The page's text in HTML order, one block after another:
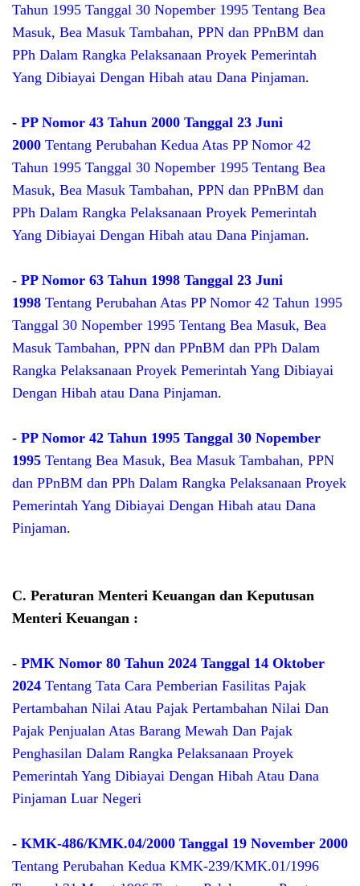
Tahun 1995 Tanggal 30 Nopember 1995 Tentang Bea
Masuk, Bea Masuk Tambahan, PPN dan PPnBM dan
PPh Dalam Rangka Pelaksanaan Proyek Pemerintah
Yang Dibiayai Dengan Hibah atau Dana Pinjaman.
- PP Nomor 43 Tahun 2000 Tanggal 23 Juni
2000 Tentang Perubahan Kedua Atas PP Nomor 42
Tahun 1995 Tanggal 30 Nopember 1995 Tentang Bea
Masuk, Bea Masuk Tambahan, PPN dan PPnBM dan
PPh Dalam Rangka Pelaksanaan Proyek Pemerintah
Yang Dibiayai Dengan Hibah atau Dana Pinjaman.
- PP Nomor 63 Tahun 1998 Tanggal 23 Juni
1998 Tentang Perubahan Atas PP Nomor 42 Tahun 1995
Tanggal 30 Nopember 1995 Tentang Bea Masuk, Bea
Masuk Tambahan, PPN dan PPnBM dan PPh Dalam
Rangka Pelaksanaan Proyek Pemerintah Yang Dibiayai
Dengan Hibah atau Dana Pinjaman.
- PP Nomor 42 Tahun 1995 Tanggal 30 Nopember
1995 Tentang Bea Masuk, Bea Masuk Tambahan, PPN
dan PPnBM dan PPh Dalam Rangka Pelaksanaan Proyek
Pemerintah Yang Dibiayai Dengan Hibah atau Dana
Pinjaman.
C. Peraturan Menteri Keuangan dan Keputusan
Menteri Keuangan :
- PMK Nomor 80 Tahun 2024 Tanggal 14 Oktober
2024 Tentang Tata Cara Pemberian Fasilitas Pajak
Pertambahan Nilai Atau Pajak Pertambahan Nilai Dan
Pajak Penjualan Atas Barang Mewah Dan Pajak
Penghasilan Dalam Rangka Pelaksanaan Proyek
Pemerintah Yang Dibiayai Dengan Hibah Atau Dana
Pinjaman Luar Negeri
- KMK-486/KMK.04/2000 Tanggal 19 November 2000
Tentang Perubahan Kedua KMK-239/KMK.01/1996